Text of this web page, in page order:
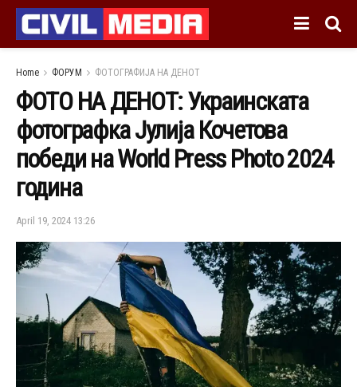
Home ФОРУМ ФОТОГРАФИЈА НА ДЕНОТ
ФОТО НА ДЕНОТ: Украинската
фотографка Јулија Кочетова
победи на World Press Photo 2024
година
April 19, 2024 13:26